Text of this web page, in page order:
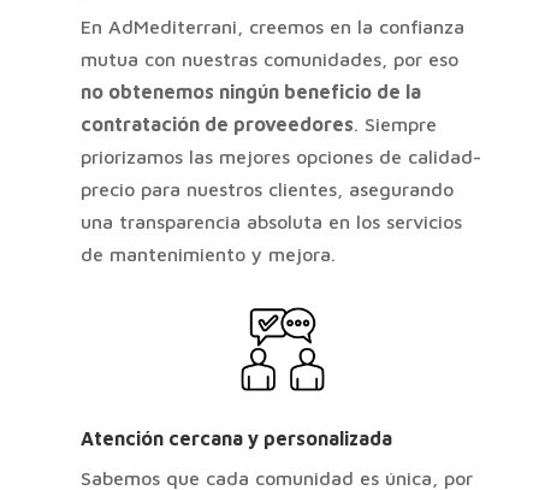
En AdMediterrani, creemos en la confianza
mutua con nuestras comunidades, por eso
no obtenemos ningún beneficio de la
contratación de proveedores. Siempre
priorizamos las mejores opciones de calidad-
precio para nuestros clientes, asegurando
una transparencia absoluta en los servicios
de mantenimiento y mejora.
Atención cercana y personalizada
Sabemos que cada comunidad es única, por